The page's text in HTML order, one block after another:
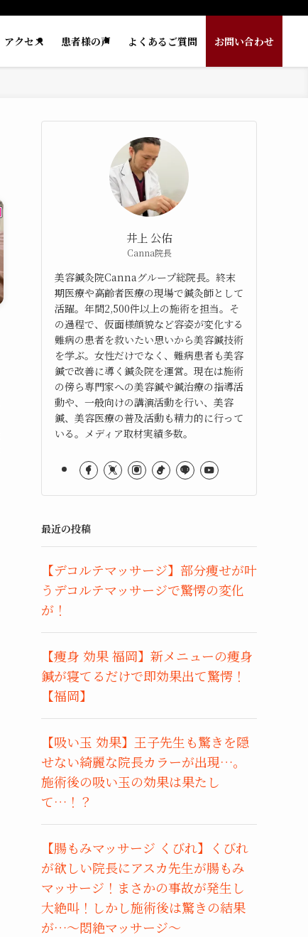
アクセス 患者様の声 よくあるご質問 お問い合わせ
井上 公佑
Canna院長
美容鍼灸院Cannaグループ総院長。終末
期医療や高齢者医療の現場で鍼灸師として
活躍。年間2,500件以上の施術を担当。そ
の過程で、仮面様顔貌など容姿が変化する
難病の患者を救いたい思いから美容鍼技術
を学ぶ。女性だけでなく、難病患者も美容
鍼で改善に導く鍼灸院を運営。現在は施術
の傍ら専門家への美容鍼や鍼治療の指導活
動や、一般向けの講演活動を行い、美容
鍼、美容医療の普及活動も精力的に行って
いる。メディア取材実績多数。
最近の投稿
【デコルテマッサージ】部分痩せが叶
うデコルテマッサージで驚愕の変化
が！
【痩身 効果 福岡】新メニューの痩身
鍼が寝てるだけで即効果出て驚愕！
【福岡】
【吸い玉 効果】王子先生も驚きを隠
せない綺麗な院長カラーが出現…。
施術後の吸い玉の効果は果たし
て…！？
【腸もみマッサージ くびれ】くびれ
が欲しい院長にアスカ先生が腸もみ
マッサージ！まさかの事故が発生し
大絶叫！しかし施術後は驚きの結果
が…〜悶絶マッサージ〜